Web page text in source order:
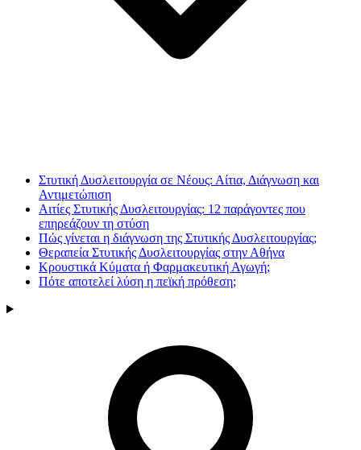
Στυτική Δυσλειτουργία σε Νέους: Αίτια, Διάγνωση και
Αντιμετώπιση
Αιτίες Στυτικής Δυσλειτουργίας: 12 παράγοντες που
επηρεάζουν τη στύση
Πώς γίνεται η διάγνωση της Στυτικής Δυσλειτουργίας;
Θεραπεία Στυτικής Δυσλειτουργίας στην Αθήνα
Κρουστικά Κύματα ή Φαρμακευτική Αγωγή;
Πότε αποτελεί λύση η πεϊκή πρόθεση;